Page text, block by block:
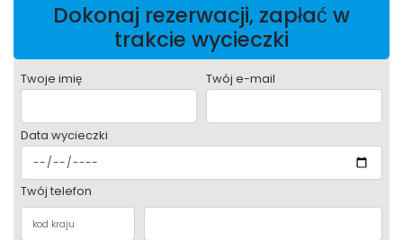
Dokonaj rezerwacji, zapłać w
trakcie wycieczki
Twoje imię Twój e-mail
Data wycieczki
Twój telefon